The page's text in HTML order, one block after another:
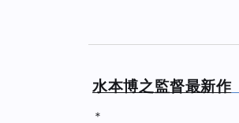
水本博之監督最新作
＊